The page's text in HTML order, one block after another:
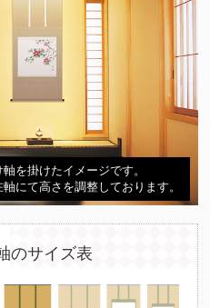
を掛けたイメージです。
にて高さを調整しております。
のサイズ表